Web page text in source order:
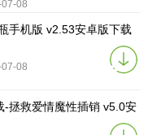
08
手机版 v2.53安卓版下载
08
-拯救爱情魔性插销 v5.0安